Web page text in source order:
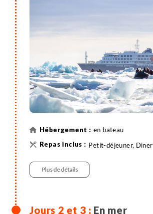
en bateau
Petit-déjeuner, Diner
Plus de détails
En mer